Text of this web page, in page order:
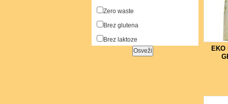
Zero waste
Brez glutena
Brez laktoze
EKO